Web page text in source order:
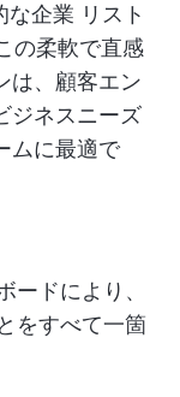
な企業 リスト
の柔軟で直感
は、顧客エン
ジネスニーズ
ムに最適で
ードにより、
をすべて一箇